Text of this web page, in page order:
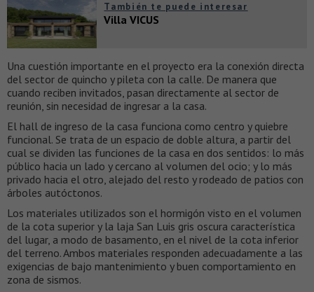
También te puede interesar
Villa VICUS
Una cuestión importante en el proyecto era la conexión directa
del sector de quincho y pileta con la calle. De manera que
cuando reciben invitados, pasan directamente al sector de
reunión, sin necesidad de ingresar a la casa.
El hall de ingreso de la casa funciona como centro y quiebre
funcional. Se trata de un espacio de doble altura, a partir del
cual se dividen las funciones de la casa en dos sentidos: lo más
público hacia un lado y cercano al volumen del ocio; y lo más
privado hacia el otro, alejado del resto y rodeado de patios con
árboles autóctonos.
Los materiales utilizados son el hormigón visto en el volumen
de la cota superior y la laja San Luis gris oscura característica
del lugar, a modo de basamento, en el nivel de la cota inferior
del terreno. Ambos materiales responden adecuadamente a las
exigencias de bajo mantenimiento y buen comportamiento en
zona de sismos.